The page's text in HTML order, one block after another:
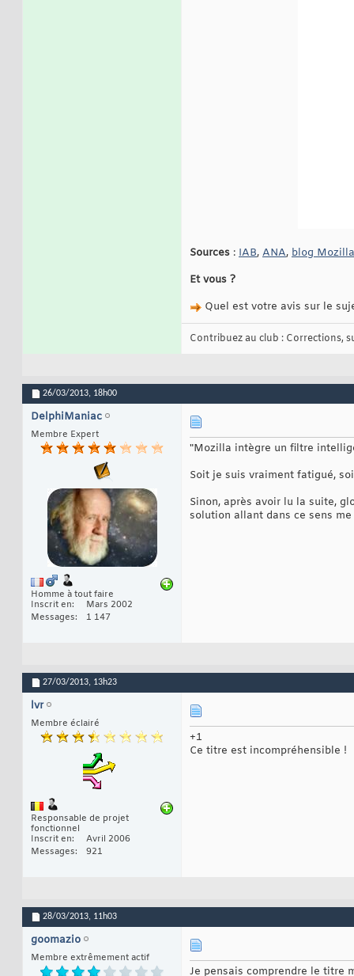
Sources : IAB, ANA, blog Mozilla
Et vous ?
Quel est votre avis sur le
Contribuez au club : Corrections,
26/03/2013, 18h00
DelphiManiac
Membre Expert
Homme à tout faire
Inscrit en
Mars 2002
Messages
1 147
"Mozilla intègre un filtre
Soit je suis vraiment fatigué,
Sinon, après avoir lu la suite,
solution allant dans ce sens
27/03/2013, 13h23
lvr
Membre éclairé
Responsable de projet
fonctionnel
Inscrit en
Avril 2006
Messages
921
+1
Ce titre est incompréhensible !
28/03/2013, 11h03
goomazio
Membre extrêmement actif
Je pensais comprendre le titre